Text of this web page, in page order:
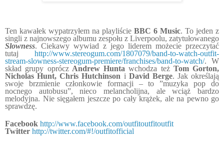
Ten kawałek wypatrzyłem na playliście BBC 6 Music. To jeden z
singli z najnowszego albumu zespołu z Liverpoolu, zatytułowanego
Slowness. Ciekawy wywiad z jego liderem możecie przeczytać
tutaj http://www.stereogum.com/1807079/band-to-watch-outfit-
stream-slowness-stereogum-premiere/franchises/band-to-watch/. W
skład grupy oprócz Andrew Hunta wchodza też Tom Gorton,
Nicholas Hunt, Chris Hutchinson i David Berge. Jak określają
swoje brzmienie członkowie formacji – to ”muzyka pop do
nocnego autobusu”, nieco melancholijna, ale wciąż bardzo
melodyjna. Nie sięgałem jeszcze po cały krążek, ale na pewno go
sprawdzę.
Facebook http://www.facebook.com/outfitoutfitoutfit
Twitter http://twitter.com/#!/outfitofficial